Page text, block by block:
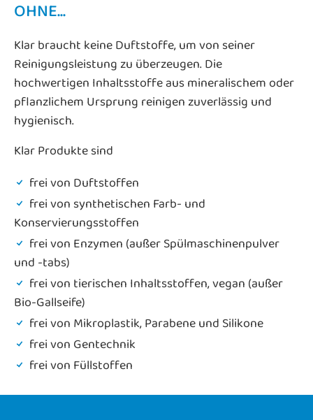
OHNE...
Klar braucht keine Duftstoffe, um von seiner
Reinigungsleistung zu überzeugen. Die
hochwertigen Inhaltsstoffe aus mineralischem oder
pflanzlichem Ursprung reinigen zuverlässig und
hygienisch.
Klar Produkte sind
frei von Duftstoffen
frei von synthetischen Farb- und
Konservierungsstoffen
frei von Enzymen (außer Spülmaschinenpulver
und -tabs)
frei von tierischen Inhaltsstoffen, vegan (außer
Bio-Gallseife)
frei von Mikroplastik, Parabene und Silikone
frei von Gentechnik
frei von Füllstoffen